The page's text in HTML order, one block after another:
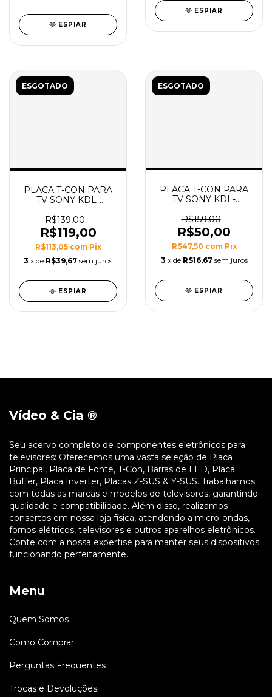
ESPIAR
ESPIAR
ESGOTADO
PLACA T-CON PARA
TV SONY KDL-
07A83-1C T260XW02
T315XW02
R$139,00
R$119,00
R$113,05 com Pix
3 x de R$39,67 sem juros
ESPIAR
ESGOTADO
PLACA T-CON PARA
TV SONY KDL-
T315HW04 V0 CTRL
BD 31T09-C0G
R$159,00
R$50,00
R$47,50 com Pix
3 x de R$16,67 sem juros
ESPIAR
Vídeo & Cia ®
Seu acervo completo de componentes eletrônicos para
televisores: Oferecemos uma vasta seleção de Placa
Principal, Placa de Fonte, T-Con, Barras de LED, Placa
Buffer, Placa Inverter, Placas Z-SUS & Y-SUS. Trabalhamos
com todas as marcas e modelos de televisores, garantindo
qualidade e compatibilidade. Além disso, realizamos
consertos em nossa loja física, atendendo a micro-ondas,
fornos elétricos, televisores e outros aparelhos eletrônicos.
Conte com a nossa expertise para manter seus dispositivos
funcionando perfeitamente.
Menu
Quem Somos
Como Comprar
Perguntas Frequentes
Trocas e Devoluções